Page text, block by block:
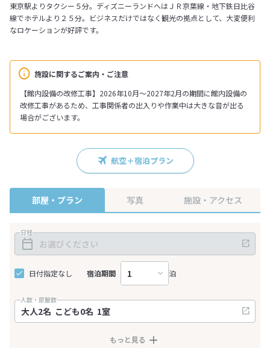
施設に関するご案内・ご注意
【館内設備の改修工事】2026年10月～2027年2月の期間に館内設備の
改修工事があるため、工事関係者の出入りや作業中は大きな音が出る
場合がございます。
東京駅よりタクシー５分。ディズニーランドへはＪＲ京葉線・地下鉄日比谷
線でホテルより２５分。ビジネスだけではなく観光の拠点として、大変便利
なロケーションが好評です。
航空＋宿泊プラン
部屋・プラン 写真 施設・アクセス
日程
日付指定なし 宿泊期間 泊
人数・部屋数
もっと見る